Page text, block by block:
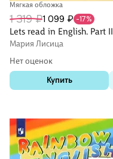
Мягкая обложка
1 319 ₽1 099 ₽ -17%
Lets read in English. Part II
Мария Лисица
Нет оценок
Купить